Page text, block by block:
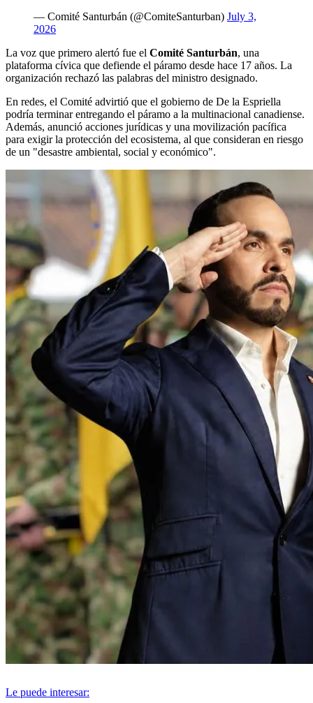
— Comité Santurbán (@ComiteSanturban) July 3,
2026
La voz que primero alertó fue el Comité Santurbán, una
plataforma cívica que defiende el páramo desde hace 17 años. La
organización rechazó las palabras del ministro designado.
En redes, el Comité advirtió que el gobierno de De la Espriella
podría terminar entregando el páramo a la multinacional canadiense.
Además, anunció acciones jurídicas y una movilización pacífica
para exigir la protección del ecosistema, al que consideran en riesgo
de un "desastre ambiental, social y económico".
Le puede interesar: